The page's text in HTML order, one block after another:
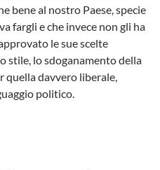
bene al nostro Paese, specie
fargli e che invece non gli ha
le sue scelte
stile, lo sdoganamento della
quella davvero liberale,
politico.
per Berlusconi?